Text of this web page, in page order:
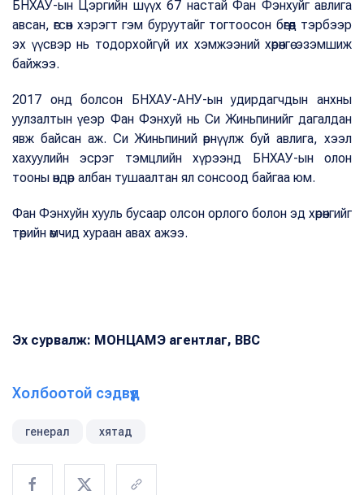
БНХАУ-ын Цэргийн шүүх 67 настай Фан Фэнхуйг авлига
авсан, өгсөн хэрэгт гэм буруутайг тогтоосон бөгөөд тэрбээр
эх үүсвэр нь тодорхойгүй их хэмжээний хөрөнгө эзэмшиж
байжээ.
2017 онд болсон БНХАУ-АНУ-ын удирдагчдын анхны
уулзалтын үеэр Фан Фэнхуй нь Си Жиньпинийг дагалдан
явж байсан аж. Си Жиньпиний өрнүүлж буй авлига, хээл
хахуулийн эсрэг тэмцлийн хүрээнд БНХАУ-ын олон
тооны өндөр албан тушаалтан ял сонсоод байгаа юм.
Фан Фэнхуйн хууль бусаар олсон орлого болон эд хөрөнгийг
төрийн өмчид хураан авах ажээ.
Эх сурвалж: МОНЦАМЭ агентлаг, BBC
Холбоотой сэдвүүд
генерал хятад